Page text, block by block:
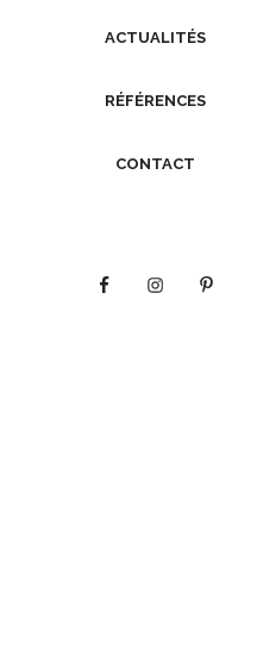
ACTUALITÉS
RÉFÉRENCES
CONTACT